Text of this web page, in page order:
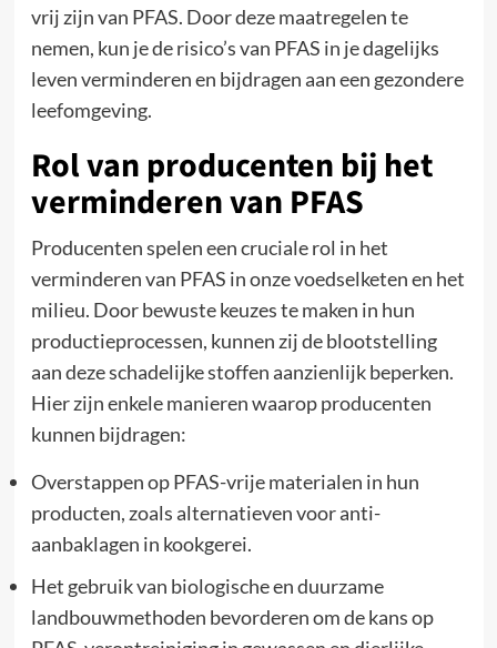
vrij zijn van PFAS. Door deze maatregelen te
nemen, kun je de risico’s van PFAS in je dagelijks
leven verminderen en bijdragen aan een gezondere
leefomgeving.
Rol van producenten bij het
verminderen van PFAS
Producenten spelen een cruciale rol in het
verminderen van PFAS in onze voedselketen en het
milieu. Door bewuste keuzes te maken in hun
productieprocessen, kunnen zij de blootstelling
aan deze schadelijke stoffen aanzienlijk beperken.
Hier zijn enkele manieren waarop producenten
kunnen bijdragen:
Overstappen op PFAS-vrije materialen in hun
producten, zoals alternatieven voor anti-
aanbaklagen in kookgerei.
Het gebruik van biologische en duurzame
landbouwmethoden bevorderen om de kans op